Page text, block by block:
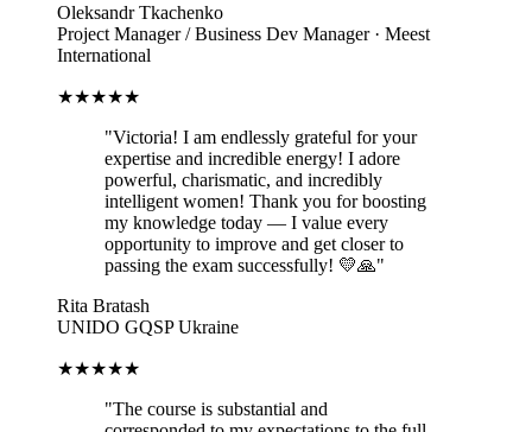
Oleksandr Tkachenko
Project Manager / Business Dev Manager · Meest
International
★★★★★
"Victoria! I am endlessly grateful for your
expertise and incredible energy! I adore
powerful, charismatic, and incredibly
intelligent women! Thank you for boosting
my knowledge today — I value every
opportunity to improve and get closer to
passing the exam successfully! 💛🙏"
Rita Bratash
UNIDO GQSP Ukraine
★★★★★
"The course is substantial and